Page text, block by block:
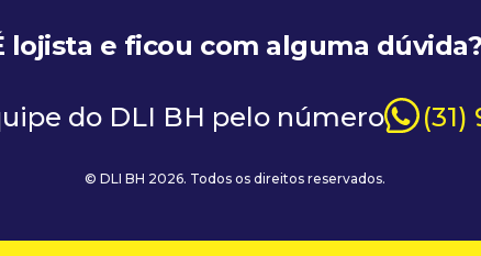
lojista e ficou com alguma dúvida?
do DLI BH pelo número (31)
© DLI BH 2026. Todos os direitos reservados.